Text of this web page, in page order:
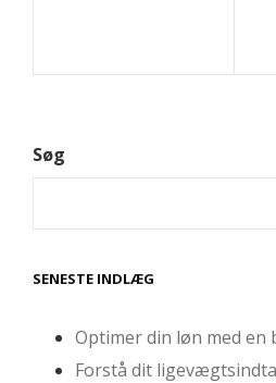
Søg
SENESTE INDLÆG
Optimer din løn med
Forstå dit